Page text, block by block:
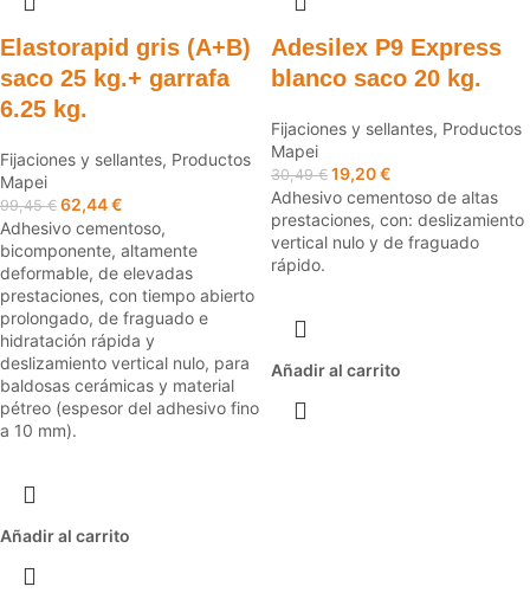
Elastorapid gris (A+B)
saco 25 kg.+ garrafa
6.25 kg.
Fijaciones y sellantes, Productos
Mapei
99,45€ 62,44€
Adhesivo cementoso,
bicomponente, altamente
deformable, de elevadas
prestaciones, con tiempo abierto
prolongado, de fraguado e
hidratación rápida y
deslizamiento vertical nulo, para
baldosas cerámicas y material
pétreo (espesor del adhesivo fino
a 10 mm).
Añadir al carrito
Adesilex P9 Express
blanco saco 20 kg.
Fijaciones y sellantes, Productos
Mapei
30,49€ 19,20€
Adhesivo cementoso de altas
prestaciones, con: deslizamiento
vertical nulo y de fraguado
rápido.
Añadir al carrito